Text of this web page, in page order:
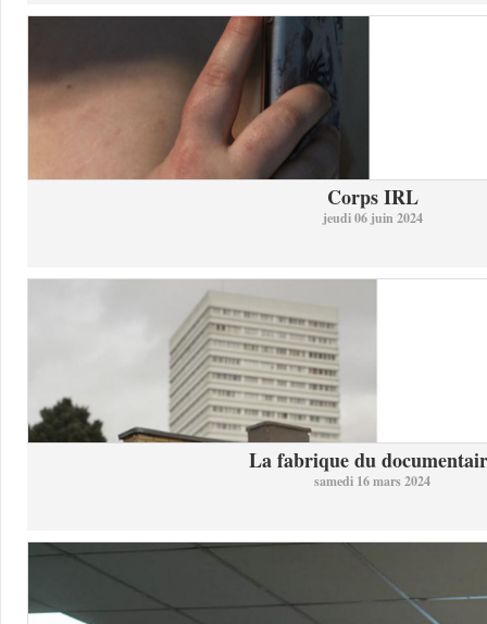
Corps IRL
jeudi 06 juin 2024
La fabrique du
samedi 16 mars 2024